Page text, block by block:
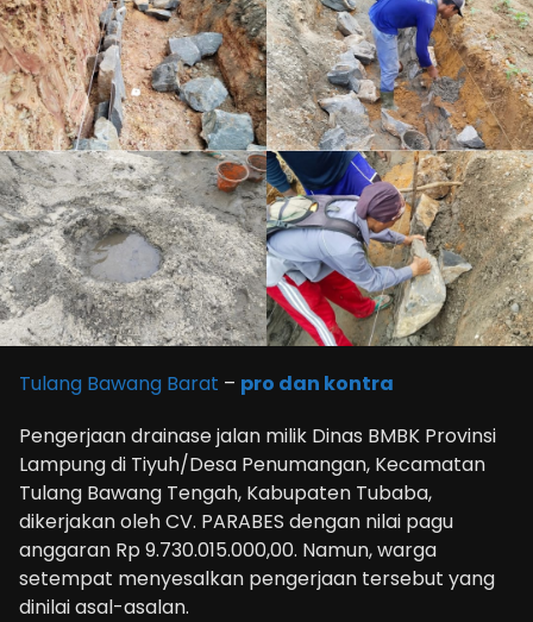
Tulang Bawang Barat – pro dan kontra
Pengerjaan drainase jalan milik Dinas BMBK Provinsi
Lampung di Tiyuh/Desa Penumangan, Kecamatan
Tulang Bawang Tengah, Kabupaten Tubaba,
dikerjakan oleh CV. PARABES dengan nilai pagu
anggaran Rp 9.730.015.000,00. Namun, warga
setempat menyesalkan pengerjaan tersebut yang
dinilai asal-asalan.